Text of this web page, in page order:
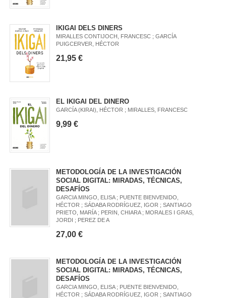
IKIGAI DELS DINERS
MIRALLES CONTIJOCH, FRANCESC ; GARCÍA
PUIGCERVER, HÉCTOR
21,95 €
EL IKIGAI DEL DINERO
GARCÍA (KIRAI), HÉCTOR ; MIRALLES, FRANCESC
9,99 €
METODOLOGÍA DE LA INVESTIGACIÓN
SOCIAL DIGITAL: MIRADAS, TÉCNICAS,
DESAFÍOS
GARCIA MINGO, ELISA ; PUENTE BIENVENIDO,
HÉCTOR ; SÁDABA RODRÍGUEZ, IGOR ; SANTIAGO
PRIETO, MARÍA ; PERIN, CHIARA ; MORALES I GRAS,
JORDI ; PEREZ DE A
27,00 €
METODOLOGÍA DE LA INVESTIGACIÓN
SOCIAL DIGITAL: MIRADAS, TÉCNICAS,
DESAFÍOS
GARCIA MINGO, ELISA ; PUENTE BIENVENIDO,
HÉCTOR ; SÁDABA RODRÍGUEZ, IGOR ; SANTIAGO